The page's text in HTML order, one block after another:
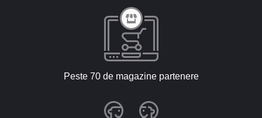
Peste 70 de magazine partenere